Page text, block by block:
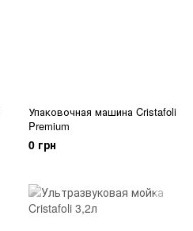
Упаковочная машина Cristafoli
Premium
0 грн